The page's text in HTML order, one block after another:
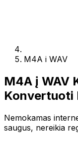
M4A i WAV
M4A į WAV
Konvertuoti
Nemokamas
saugus, nereikia